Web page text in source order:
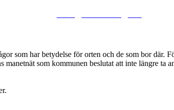
som har betydelse för orten och de som bor
som kommunen beslutat att inte längre